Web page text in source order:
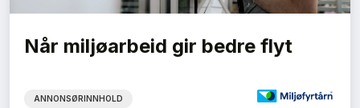
Når miljøarbeid gir bedre flyt
ANNONSØRINNHOLD